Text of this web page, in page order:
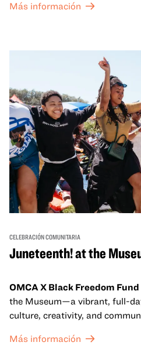
celebran y honran las
un espacio para que nuestras
reúnan y se eleven
tanto presenciales como
Más información
CELEBRACIÓN COMUNITARIA
Juneteenth! at the
OMCA X Black Freedom Fund
the Museum—a vibrant, full-
culture, creativity, and
sets from boundary-pushing
Más información